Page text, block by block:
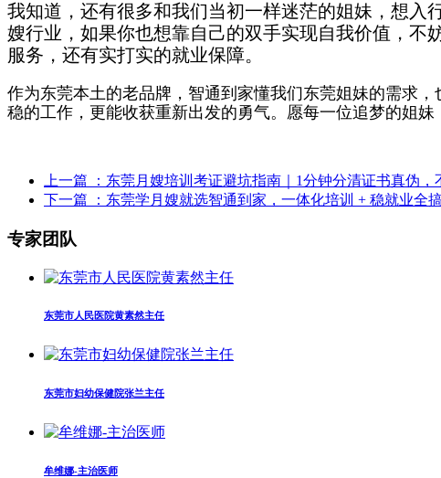
我知道，还有很多和我们当初一样迷茫的姐妹，想入
嫂行业，如果你也想靠自己的双手实现自我价值，不
服务，还有实打实的就业保障。
作为东莞本土的老品牌，智通到家懂我们东莞姐妹的需求
稳的工作，更能收获重新出发的勇气。愿每一位追梦的姐
上一篇
：东莞月嫂培训考证避坑指南｜1分钟分清证书真伪，
下一篇
：东莞学月嫂就选智通到家，一体化培训 + 稳就业全
专家团队
东莞市人民医院黄素然主任
东莞市妇幼保健院张兰主任
牟维娜-主治医师